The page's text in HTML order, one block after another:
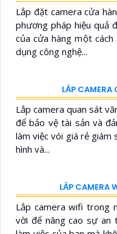
TÌM HIỂU VỀ
✨ Giải Pháp
✨ Giải Pháp
✨ Giải Pháp
✨ Giải Pháp
✨ Camera Check Var
✨ Camera Check Var
✨ Lắp Đặt Camera
✨ Lắp Đặt Camera
TIN TỨC